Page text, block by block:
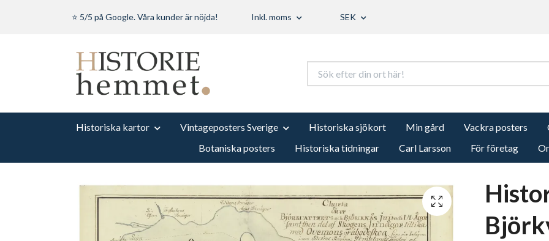
⭐ 5/5 på Google. Våra kunder är nöjda! Inkl. moms SEK
Historiska kartor Vintageposters Sverige Historiska sjökort Min gård Vackra posters
Botaniska posters
Historiska tidningar Carl Larsson För företag